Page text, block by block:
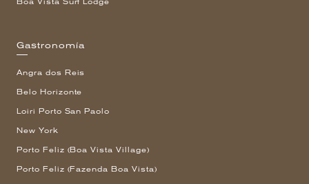
Gastronomía
Angra dos Reis
Belo Horizonte
Loiri Porto San Paolo
New York
Porto Feliz (Boa Vista Village)
Porto Feliz (Fazenda Boa Vista)